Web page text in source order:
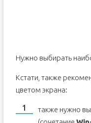
Нужно выбирать
Кстати, также
цветом экрана:
также нужно